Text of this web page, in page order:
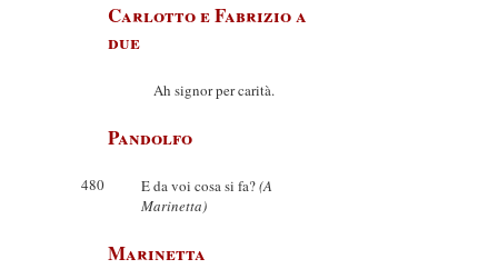
Carlotto e Fabrizio a
due
Ah signor per carità.
Pandolfo
480 E da voi cosa si fa?(A
Marinetta)
Marinetta